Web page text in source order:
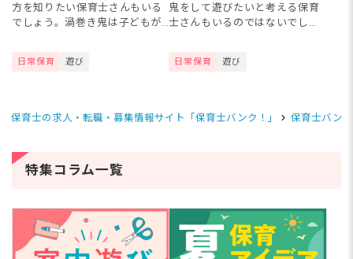
方を知りたい保育士さんもいる
でしょう。渦巻き鬼は子どもが
士のやり取りを楽しみながら思
日常保育 遊び
鬼をして遊びたいと考える保育
士さんもいるのではないでしょ
とができ、4歳児、5歳児クラス
日常保育 遊び
保育士の求人・転職・募集情報サイト「保育士バンク！」 保育士バン
特集コラム一覧